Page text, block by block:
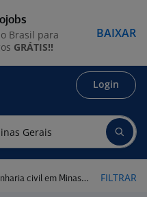
Login
civil em Minas Gerais FILTRAR
Brasil para
GRÁTIS!!
BAIXAR